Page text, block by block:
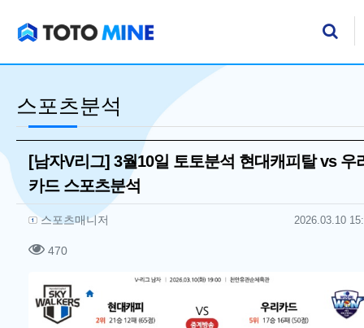
스포츠분석
[남자V리그] 3월10일 토토분석 현대캐피탈 vs 우
카드 스포츠분석
작성자 정보
스포츠매니저 작성일
2026.03.10
컨텐츠 정보
470조회
본문